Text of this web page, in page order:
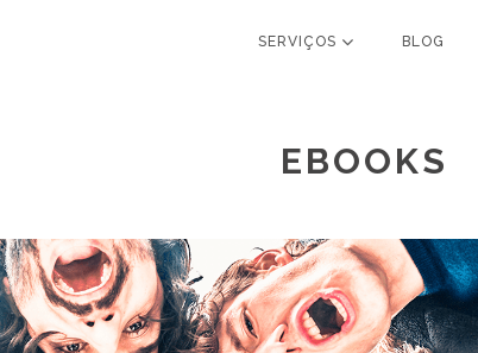
SERVIÇOS BLOG
EBOOKS